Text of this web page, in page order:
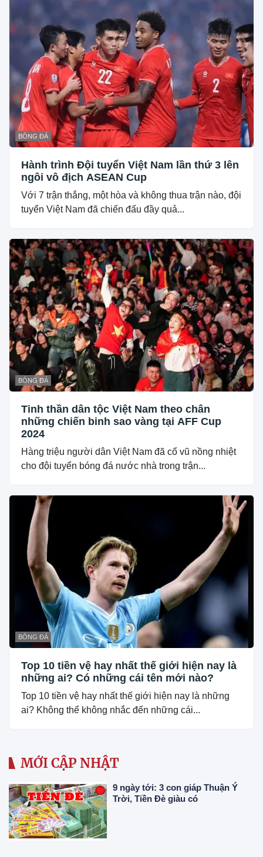
BÓNG ĐÁ
Hành trình Đội tuyển Việt Nam lần thứ 3 lên
ngôi vô địch ASEAN Cup
Với 7 trận thắng, một hòa và không thua trận nào, đội
tuyển Việt Nam đã chiến đấu đầy quả...
BÓNG ĐÁ
Tinh thần dân tộc Việt Nam theo chân
những chiến binh sao vàng tại AFF Cup
2024
Hàng triệu người dân Việt Nam đã cổ vũ nồng nhiệt
cho đội tuyển bóng đá nước nhà trong trận...
BÓNG ĐÁ
Top 10 tiền vệ hay nhất thế giới hiện nay là
những ai? Có những cái tên mới nào?
Top 10 tiền vệ hay nhất thế giới hiện nay là những
ai? Không thể không nhắc đến những cái...
MỚI CẬP NHẬT
9 ngày tới: 3 con giáp Thuận Ý
Trời, Tiền Đè giàu có